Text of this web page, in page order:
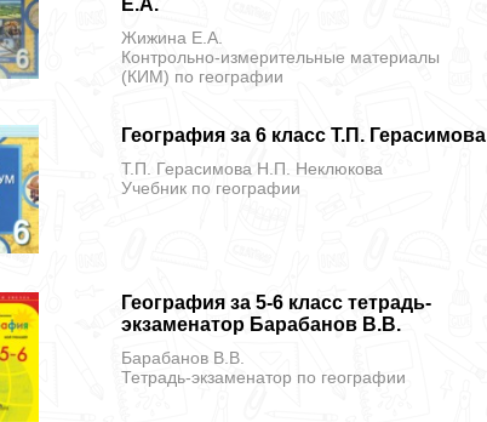
Жижина Е.А.
Контрольно-измерительные материалы
(КИМ) по географии
География за 6 класс Т.П. Герасимова
Т.П. Герасимова Н.П. Неклюкова
Учебник по географии
География за 5-6 класс тетрадь-
экзаменатор Барабанов В.В.
Барабанов В.В.
Тетрадь-экзаменатор по географии